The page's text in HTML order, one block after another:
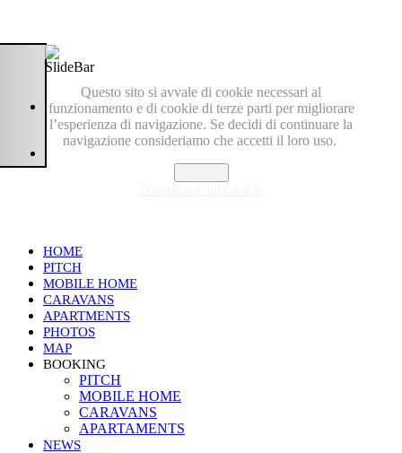
Questo sito si avvale di cookie necessari al
funzionamento e di cookie di terze parti per migliorare
l’esperienza di navigazione. Se decidi di continuare la
navigazione consideriamo che accetti il loro uso.
HOME
PITCH
MOBILE HOME
CARAVANS
APARTMENTS
PHOTOS
MAP
BOOKING
PITCH
MOBILE HOME
CARAVANS
APARTAMENTS
NEWS